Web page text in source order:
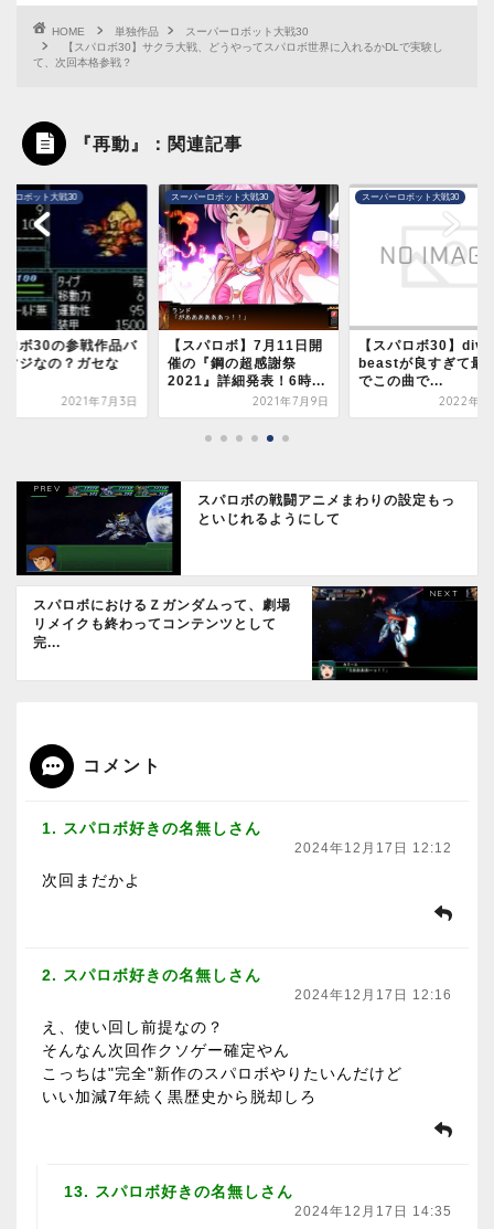
HOME 単独作品
スーパーロボット大戦30
【スパロボ30】サクラ大戦、どうやってスパロボ世界に入れるかDLで実験し
て、次回本格参戦？
『再動』：関連記事
ーロボット大戦30
パロボ】7月11日開
『鋼の超感謝祭
2021年7月9日
スーパーロボット大戦30
【スパロボ30】divine
beastが良すぎて最後ま
でこの曲で...
2022年2月2日
スーパーロボット大戦30
【スパロボ30】アズ
ツバの談笑中に副長
てきた時は「ガッ.....
2022年1
スパロボの戦闘アニメまわりの設定もっ
といじれるようにして
スパロボにおけるＺガンダムって、劇場
リメイクも終わってコンテンツとして
完...
コメント
1. スパロボ好きの名無しさん
2024年12月17日 12:12
次回まだかよ
2. スパロボ好きの名無しさん
2024年12月17日 12:16
え、使い回し前提なの？
そんなん次回作クソゲー確定やん
こっちは"完全"新作のスパロボやりたいんだけど
いい加減7年続く黒歴史から脱却しろ
13. スパロボ好きの名無しさん
2024年12月17日 14:35